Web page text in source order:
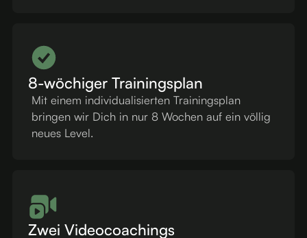
8-wöchiger Trainingsplan
Mit einem individualisierten Trainingsplan
bringen wir Dich in nur 8 Wochen auf ein völlig
neues Level.
Zwei Videocoachings